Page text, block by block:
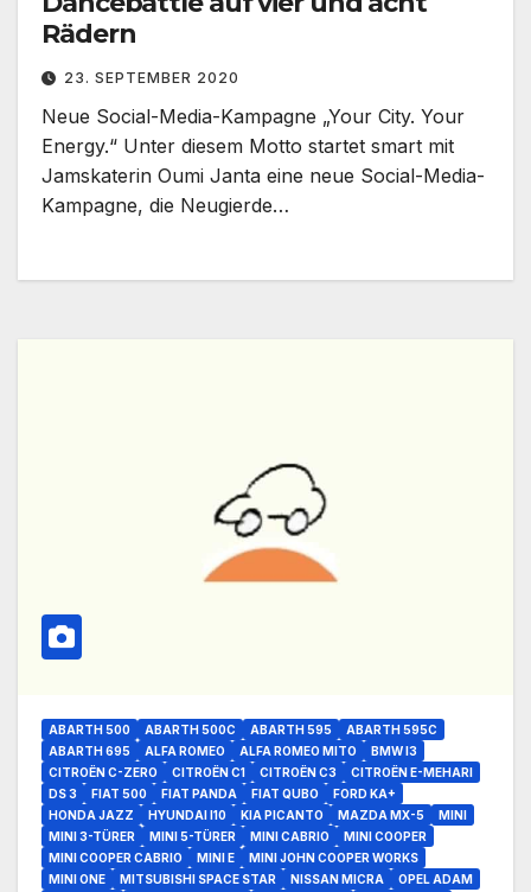
Rädern
23. SEPTEMBER 2020
Neue Social-Media-Kampagne „Your City. Your
Energy.“ Unter diesem Motto startet smart mit
Jamskaterin Oumi Janta eine neue Social-Media-
Kampagne, die Neugierde…
ABARTH 500 ABARTH 500C ABARTH 595
ABARTH 595C
ABARTH 695
ALFA ROMEO ALFA ROMEO MITO
BMW I3
CITROËN C-ZERO
CITROËN C1 CITROËN C3
CITROËN E-MEHARI
DS 3
FIAT 500 FIAT PANDA FIAT QUBO
FORD KA+
HONDA JAZZ
HYUNDAI I10 KIA PICANTO MAZDA MX-5
MINI
MINI 3-TÜRER
MINI 5-TÜRER MINI CABRIO
MINI COOPER
MINI COOPER CABRIO
MINI E
MINI JOHN COOPER WORKS
MINI ONE
MITSUBISHI SPACE STAR NISSAN MICRA
OPEL ADAM